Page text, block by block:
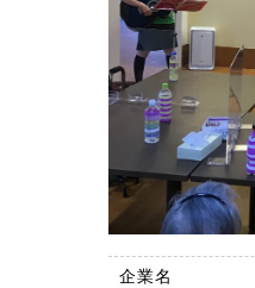
企業名